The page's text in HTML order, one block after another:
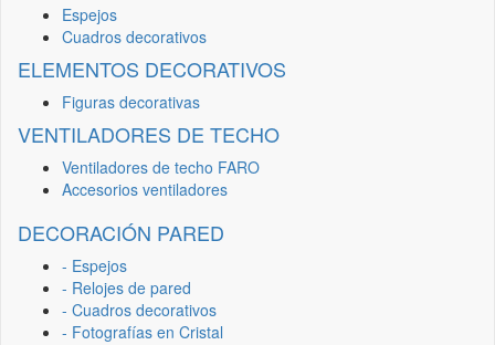
Espejos
Cuadros decorativos
ELEMENTOS DECORATIVOS
Figuras decorativas
VENTILADORES DE TECHO
Ventiladores de techo FARO
Accesorios ventiladores
DECORACIÓN PARED
- Espejos
- Relojes de pared
- Cuadros decorativos
- Fotografías en Cristal